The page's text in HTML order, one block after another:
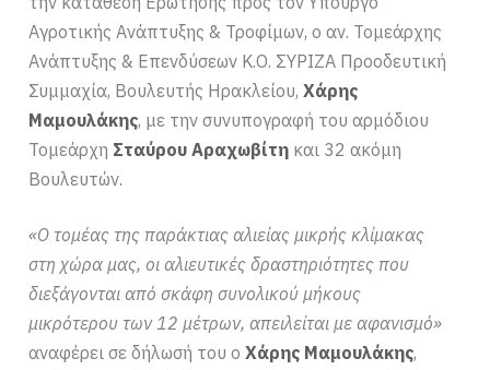
Αγροτικής Ανάπτυξης & Τροφίμων, ο αν. Τομεάρχης
Ανάπτυξης & Επενδύσεων Κ.Ο. ΣΥΡΙΖΑ Προοδευτική
Συμμαχία, Βουλευτής Ηρακλείου,Χάρης
Μαμουλάκης, με την συνυπογραφή του αρμόδιου
Τομεάρχη Σταύρου Αραχωβίτη και 32 ακόμη
Βουλευτών.
«Ο τομέας της παράκτιας αλιείας μικρής κλίμακας
στη χώρα μας, οι αλιευτικές δραστηριότητες που
διεξάγονται από σκάφη συνολικού μήκους
μικρότερου των 12 μέτρων, απειλείται με αφανισμό»
αναφέρει σε δήλωσή του ο Χάρης Μαμουλάκης,